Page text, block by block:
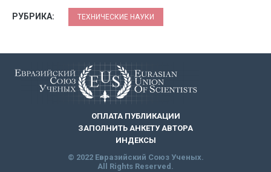
РУБРИКА: ТЕХНИЧЕСКИЕ НАУКИ
ОПЛАТА ПУБЛИКАЦИИ
ЗАПОЛНИТЬ АНКЕТУ АВТОРА
ИНДЕКСЫ
© 2022 Евразийский Союз Ученых.
All Rights Reserved.